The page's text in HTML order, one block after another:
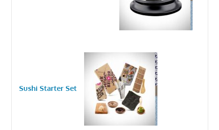
Sushi Starter Set